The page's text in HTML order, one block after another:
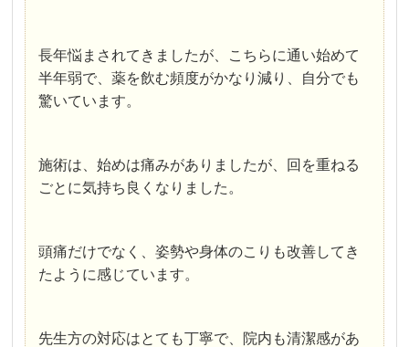
長年悩まされてきましたが、こちらに通い始めて
半年弱で、薬を飲む頻度がかなり減り、自分でも
驚いています。
施術は、始めは痛みがありましたが、回を重ねる
ごとに気持ち良くなりました。
頭痛だけでなく、姿勢や身体のこりも改善してき
たように感じています。
先生方の対応はとても丁寧で、院内も清潔感があ